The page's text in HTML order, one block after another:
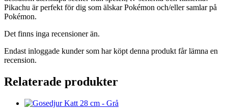
Pikachu är perfekt för dig som älskar Pokémon och/eller samlar på
Pokémon.
Det finns inga recensioner än.
Endast inloggade kunder som har köpt denna produkt får lämna en
recension.
Relaterade produkter